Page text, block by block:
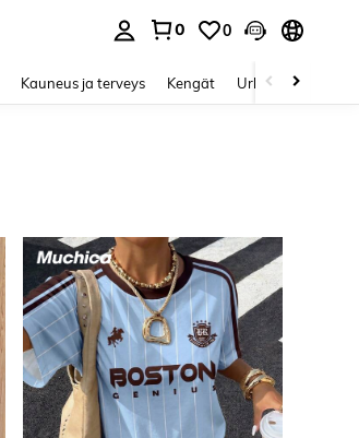
0 0
Kauneus ja terveys Kengät Urheilu & Ulkoilu